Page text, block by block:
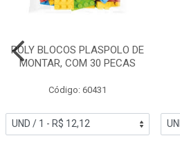
POLY BLOCOS PLASPOLO DE
MONTAR, COM 30 PECAS
Código: 60431